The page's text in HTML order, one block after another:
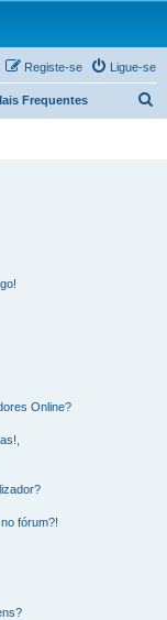
Ligue-se
Registe-se
Frequentes
Online?
fórum?!